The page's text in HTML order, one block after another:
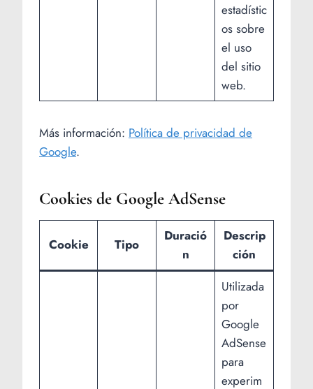
estadístic
os sobre
el uso
del sitio
web.
Más información: Política de privacidad de
Google.
Cookies de Google AdSense
Cookie Tipo
Duració
n
Descrip
ción
Utilizada
por
Google
AdSense
para
experim